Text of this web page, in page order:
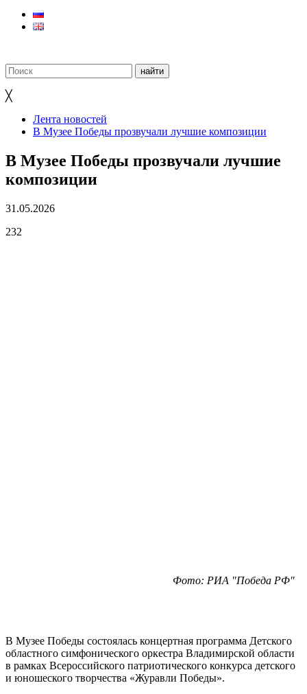
╳
Лента новостей
В Музее Победы прозвучали лучшие композиции
В Музее Победы прозвучали лучшие
композиции
31.05.2026
232
Фото: РИА "Победа РФ"
В Музее Победы состоялась концертная программа Детского
областного симфонического оркестра Владимирской области
в рамках Всероссийского патриотического конкурса детского
и юношеского творчества «Журавли Победы».